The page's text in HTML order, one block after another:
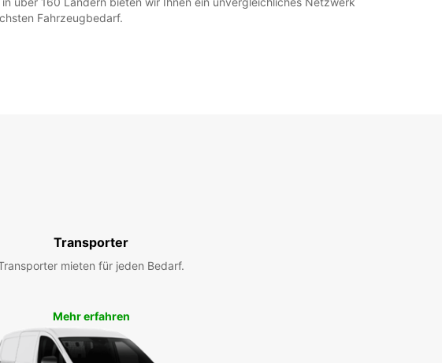
Fahrzeugbedarf.
Transporter
mieten für jeden Bedarf.
Mehr erfahren